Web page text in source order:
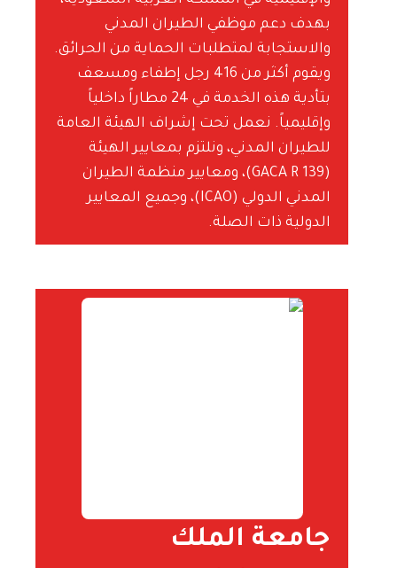
بهدف دعم موظفي الطيران المدني
والاستجابة لمتطلبات الحماية من الحرائق.
ويقوم أكثر من 416 رجل إطفاء ومسعف
بتأدية هذه الخدمة في 24 مطاراً داخلياً
وإقليمياً. نعمل تحت إشراف الهيئة العامة
للطيران المدني، ونلتزم بمعايير الهيئة
(GACA R 139)، ومعايير منظمة الطيران
المدني الدولي (ICAO)، وجميع المعايير
الدولية ذات الصلة.
جامعة الملك